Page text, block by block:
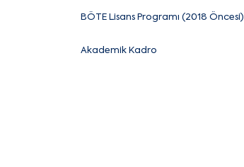
BÖTE Lisans Programı (2018 Öncesi)
Akademik Kadro